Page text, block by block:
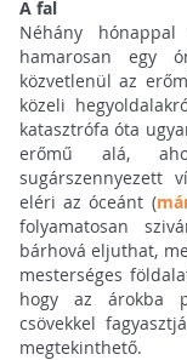
A fal
Néhány
hamarosan egy
közvetlenül az
közeli
katasztrófa óta
erőmű alá,
sugárszennyezett
eléri az óceánt (
folyamatosan
bárhová eljuthat,
mesterséges
hogy az árokba
csövekkel
megtekinthető.